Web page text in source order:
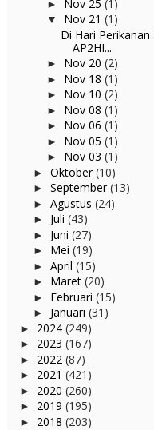
► Nov 25 (1)
▼ Nov 21 (1)
Di Hari
AP2HI...
► Nov 20 (2)
► Nov 18 (1)
► Nov 10 (2)
► Nov 08 (1)
► Nov 06 (1)
► Nov 05 (1)
► Nov 03 (1)
► Oktober(10)
► September(13)
► Agustus (24)
► Juli (43)
► Juni (27)
► Mei (19)
► April (15)
► Maret (20)
► Februari (15)
► Januari (31)
► 2024 (249)
► 2023 (167)
► 2022 (87)
► 2021 (421)
► 2020 (260)
► 2019 (195)
► 2018 (203)